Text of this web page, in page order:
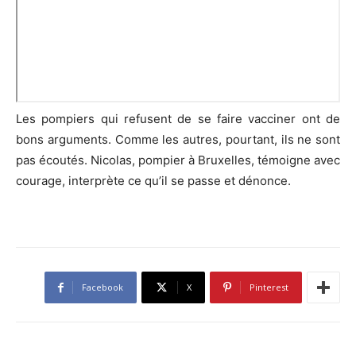
Les pompiers qui refusent de se faire vacciner ont de
bons arguments. Comme les autres, pourtant, ils ne sont
pas écoutés. Nicolas, pompier à Bruxelles, témoigne avec
courage, interprète ce qu’il se passe et dénonce.
Facebook X Pinterest